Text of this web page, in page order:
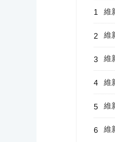
維
維
維
維
維
維